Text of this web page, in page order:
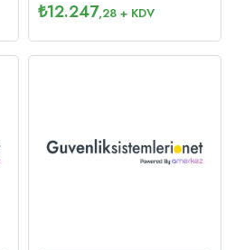
₺12.247,28 + KDV